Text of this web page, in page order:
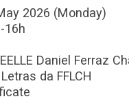
2026 (Monday)
16h
Daniel Ferraz
da FFLCH